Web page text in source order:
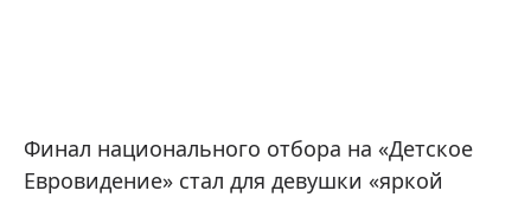
Финал национального отбора на «Детское
Евровидение» стал для девушки «яркой